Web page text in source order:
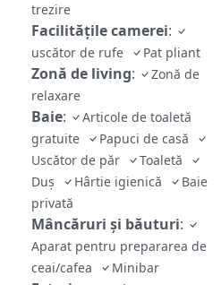
trezire
Facilităţile camerei:
uscător de rufe Pat pliant
Zonă de living:
Zonă de
relaxare
Baie:
Articole de toaletă
gratuite
Papuci de casă
Uscător de păr
Toaletă
Duş
Hârtie igienică
Baie
privată
Mâncăruri și băuturi:
Aparat pentru prepararea de
ceai/cafea
Minibar